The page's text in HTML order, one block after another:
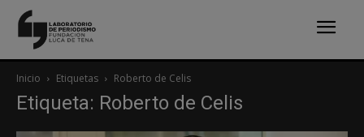
Inicio Etiquetas Roberto de Celis
Etiqueta: Roberto de Celis